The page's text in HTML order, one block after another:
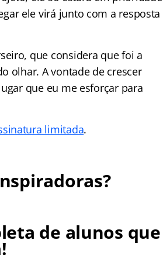
ele virá junto com a resposta
que considera que foi a
olhar. A vontade de crescer
que eu me esforçar para
limitada.
de alunos que